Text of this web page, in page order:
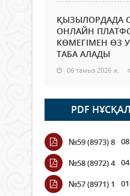
ҚЫЗЫЛОРДАДА
ОНЛАЙН
КӨМЕГІМЕН ӨЗ
ТАБА АЛАДЫ
06 тамыз 2026 ж.
Open Air:
полиция
мыңнан астам
қауіпсіздігін
06 тамыз 2026 ж.
Wi-Fi ҚАБЫРҒА
ӨТЕДІ?
PDF
№59 (8973) 8
№58 (8972) 4
№57 (8971) 1